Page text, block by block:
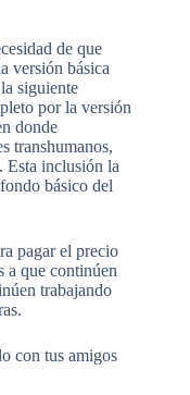
de que
versión básica
siguiente
por la versión
donde
transhumanos,
Esta inclusión la
básico del
pagar el precio
a que continúen
trabajando
con tus amigos